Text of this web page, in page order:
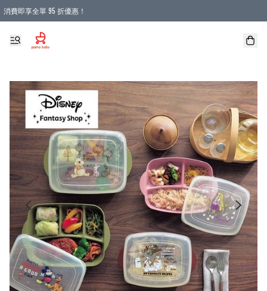
消費即享全單 95 折優惠！
購物滿 HKD 900.00即享免運費優惠！（適用於 本地送貨、本地取貨 )